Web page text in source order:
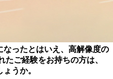
ったとはいえ、高解像度の
ご経験をお持ちの方は、
うか。